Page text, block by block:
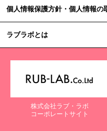
個人情報保護方針・個人情報の
ラブラボとは
株式会社ラブ・ラボ
コーポレートサイト